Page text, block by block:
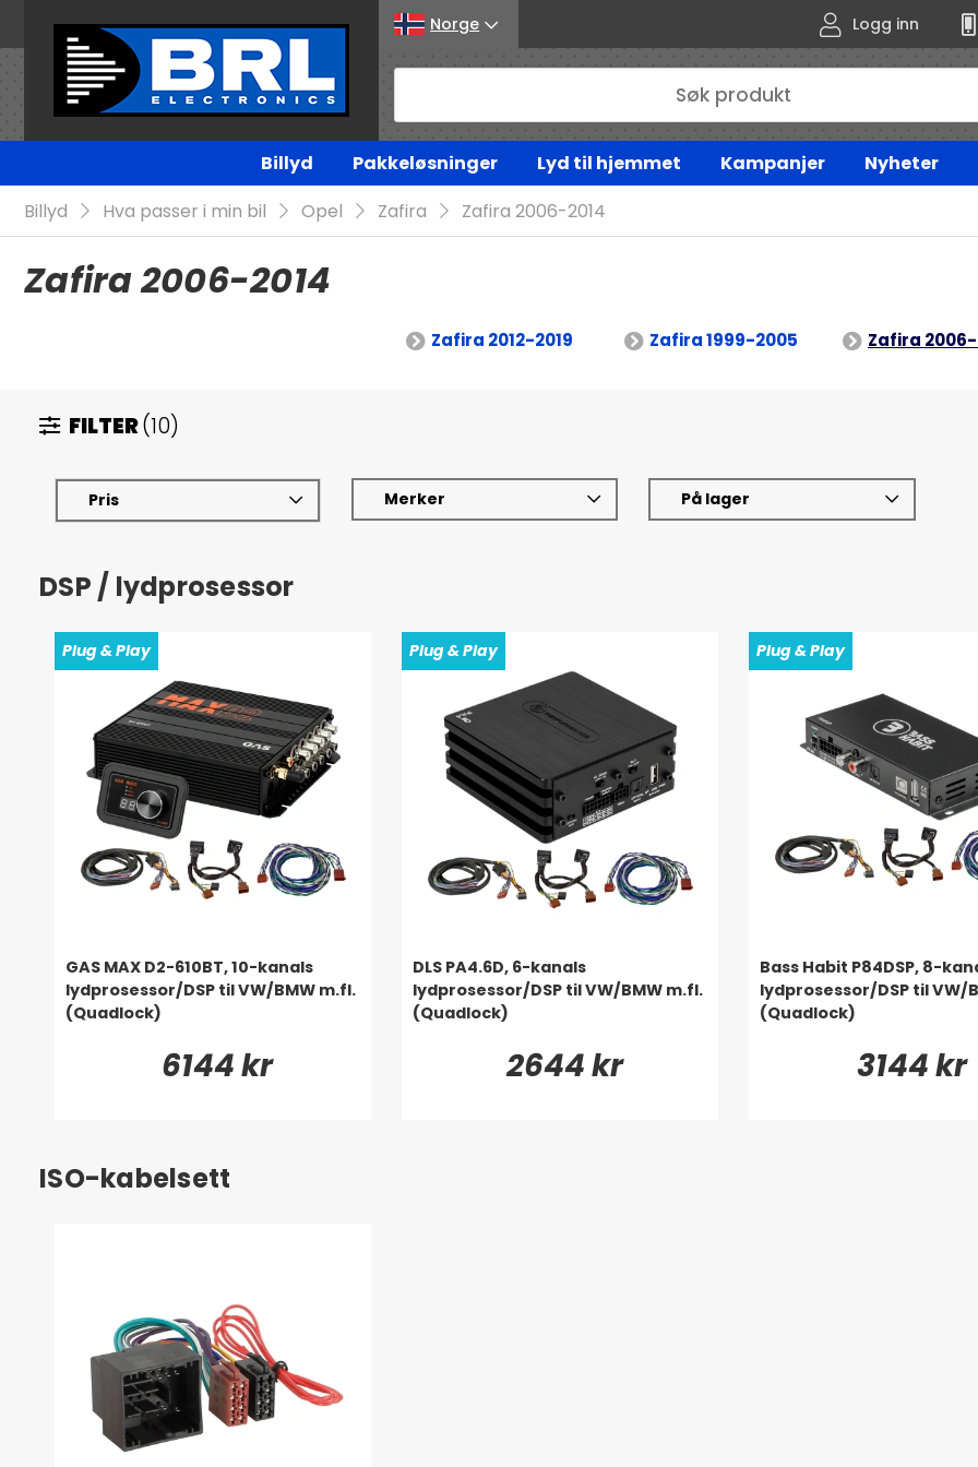
Norge Logg inn
Billyd Pakkeløsninger Lyd til hjemmet Kampanjer Nyheter
Billyd
Hva passer i min bil Opel Zafira Zafira 2006-2014
Zafira 2006-2014
Zafira 2012-2019 Zafira 1999-2005 Zafira 2006-
FILTER(10)
Pris Merker På lager
DSP / lydprosessor
Plug & Play
GAS MAX D2-610BT, 10-kanals
lydprosessor/DSP til VW/BMW m.fl.
(Quadlock)
6144 kr
Plug & Play
DLS PA4.6D, 6-kanals
lydprosessor/DSP til VW/BMW m.fl.
(Quadlock)
2644 kr
Plug & Play
Bass Habit P84DSP, 8-
lydprosessor/DSP til VW/
(Quadlock)
3144 kr
ISO-kabelsett